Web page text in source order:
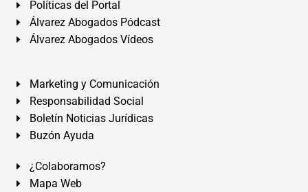
Políticas del Portal
Álvarez Abogados Pódcast
Álvarez Abogados Vídeos
Marketing y Comunicación
Responsabilidad Social
Boletín Noticias Jurídicas
Buzón Ayuda
¿Colaboramos?
Mapa Web